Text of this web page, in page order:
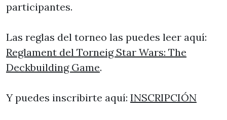
participantes.
Las reglas del torneo las puedes leer aquí:
Reglament del Torneig Star Wars: The
Deckbuilding Game.
Y puedes inscribirte aquí: INSCRIPCIÓN